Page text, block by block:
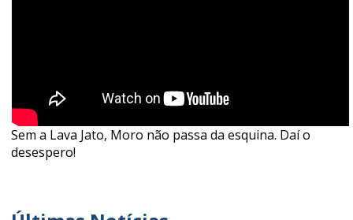
Sem a Lava Jato, Moro não passa da esquina. Daí o
desespero!